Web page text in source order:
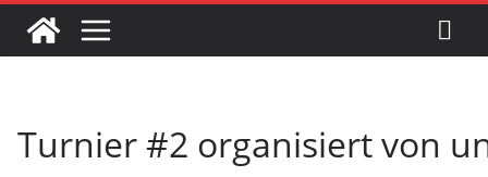
Turnier #2 organisiert von